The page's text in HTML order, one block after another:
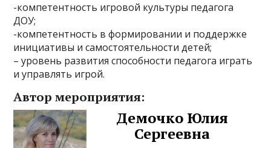
-компетентность игровой культуры педагога
ДОУ;
-компетентность в формировании и поддержке
инициативы и самостоятельности детей;
– уровень развития способности педагога играть
и управлять игрой.
Автор мероприятия:
Демочко Юлия
Сергеевна